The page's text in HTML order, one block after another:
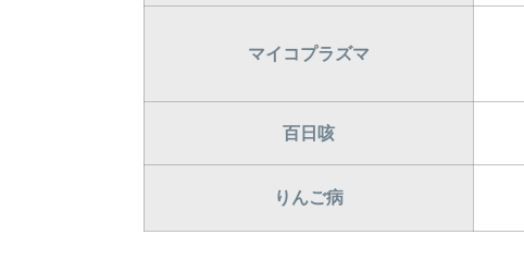
マイコプラズマ
百日咳
りんご病